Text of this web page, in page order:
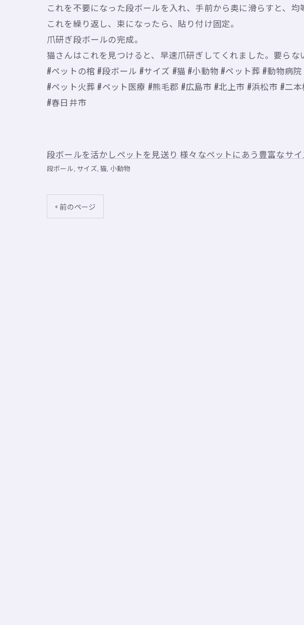
これを不要になった段ボールを入れ、手前から奥に滑らすと、均
これを繰り返し、束になったら、貼り付け固定。
爪研ぎ段ボールの完成。
猫さんはこれを見つけると、早速爪研ぎしてくれました。要らな
#ペットの棺 #段ボール #サイズ #猫 #小動物 #ペット葬 #動物病
#ペット火葬 #ペット医療 #熊毛郡 #広島市 #北上市 #浜松市 #二
#春日井市
段ボールを活かしペットを見送り 様々なペットにあう豊富なサ
段ボール サイズ 猫 小動物
< 前のページ